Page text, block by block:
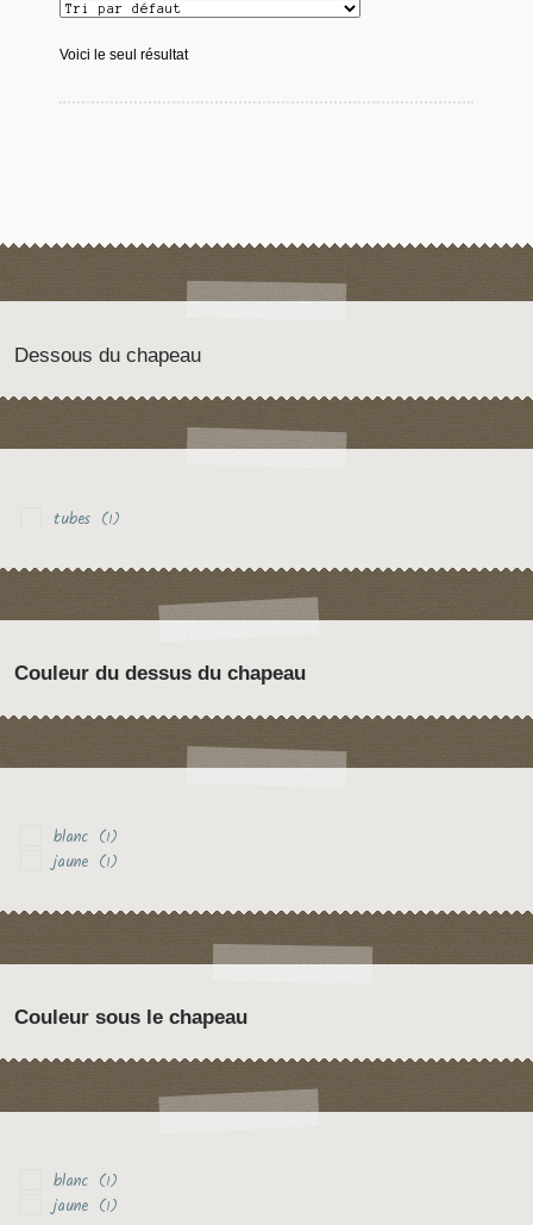
Voici le seul résultat
Dessous du chapeau
tubes (1)
Couleur du dessus du chapeau
blanc (1)
jaune (1)
Couleur sous le chapeau
blanc (1)
jaune (1)